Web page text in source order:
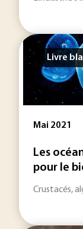
Livre
Mai 2021
Les
pour le
Crustacés,